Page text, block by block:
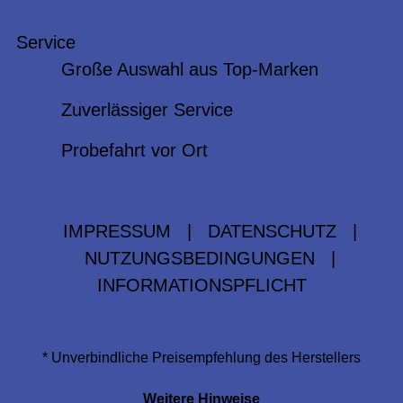
Service
Große Auswahl aus Top-Marken
Zuverlässiger Service
Probefahrt vor Ort
IMPRESSUM DATENSCHUTZ
NUTZUNGSBEDINGUNGEN
INFORMATIONSPFLICHT
* Unverbindliche Preisempfehlung des Herstellers
Weitere Hinweise